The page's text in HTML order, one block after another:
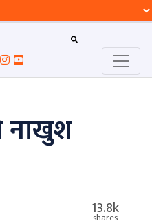
नाखुश
13.8k
shares